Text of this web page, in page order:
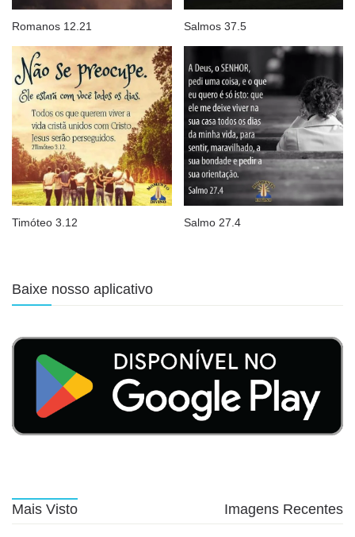
Romanos 12.21 Salmos 37.5
Timóteo 3.12 Salmo 27.4
Baixe nosso aplicativo
Mais Visto Imagens Recentes